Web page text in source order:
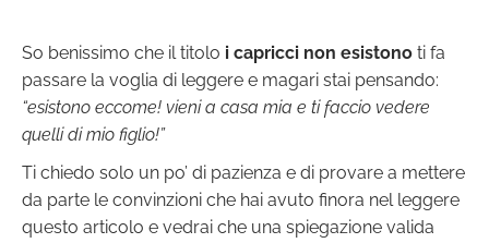
So benissimo che il titolo i capricci non esistono ti fa
passare la voglia di leggere e magari stai pensando:
“esistono eccome! vieni a casa mia e ti faccio vedere
quelli di mio figlio!”
Ti chiedo solo un po’ di pazienza e di provare a mettere
da parte le convinzioni che hai avuto finora nel leggere
questo articolo e vedrai che una spiegazione valida